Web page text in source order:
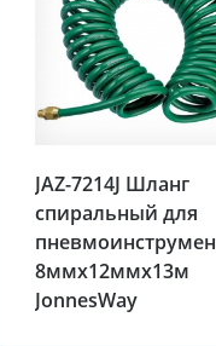
JAZ-7214J Шланг
спиральный для
8ммх12ммх13м
JonnesWay